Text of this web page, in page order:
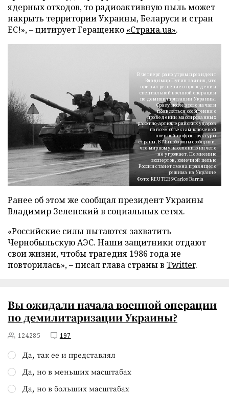
ядерных отходов, то радиоактивную пыль может
накрыть территории Украины, Беларуси и стран
ЕС!», – цитирует Геращенко «Страна.ua».
В четверг рано утром президент
Владимир Путин заявил, что
принял решение о проведении
специальной военной операции
по демилитаризации Украины.
Сразу после этого начали
появляться сообщения о
проведении массированных
ракетно-артиллерийских ударов
по всем объектам ключевой
военной инфраструктуры
страны. В Минобороны сообщили,
что мирному населению ничего
не угрожает. По мнению
экспертов, конечной целью
России станет смена правящего
режима на Украине
Фото: REUTERS/Carlos Barria
Ранее об этом же сообщал президент Украины
Владимир Зеленский в социальных сетях.
«Российские силы пытаются захватить
Чернобыльскую АЭС. Наши защитники отдают
свои жизни, чтобы трагедия 1986 года не
повторилась», – писал глава страны в Twitter.
Вы ожидали начала военной операции
по демилитаризации Украины?
124285 197
Да, так ее и представлял
Да, но в меньших масштабах
Да, но в больших масштабах